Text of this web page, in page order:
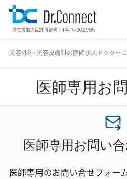
美容外科・美容皮膚科の医師求人ドクター
医師専用お
医師専用お問い
医師専用のお問い合せフォー